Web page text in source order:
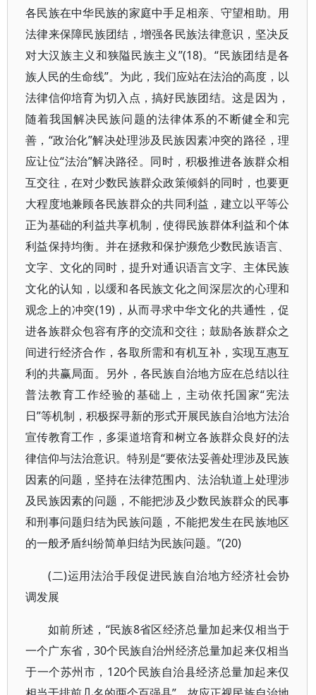
各民族在中华民族的家庭中手足相亲、守望相助。用
法律来保障民族团结，增强各民族法律意识，坚决反
对大汉族主义和狭隘民族主义”(18)。“民族团结是各
族人民的生命线”。为此，我们应站在法治的高度，以
法律信仰培育为切入点，搞好民族团结。这是因为，
随着我国解决民族问题的法律体系的不断健全和完
善，“政治化”解决处理涉及民族因素冲突的路径，理
应让位“法治”解决路径。同时，积极推进各族群众相
互交往，在对少数民族群众政策倾斜的同时，也要更
大程度地兼顾各民族群众的共同利益，建立以平等公
正为基础的利益共享机制，使得民族群体利益和个体
利益保持均衡。并在拯救和保护濒危少数民族语言、
文字、文化的同时，提升对通识语言文字、主体民族
文化的认知，以缓和各民族文化之间深层次的心理和
观念上的冲突(19)，从而寻求中华文化的共通性，促
进各族群众包容有序的交流和交往；鼓励各族群众之
间进行经济合作，各取所需和有机互补，实现互惠互
利的共赢局面。另外，各民族自治地方应在总结以往
普法教育工作经验的基础上，主动依托国家“宪法
日”等机制，积极探寻新的形式开展民族自治地方法治
宣传教育工作，多渠道培育和树立各族群众良好的法
律信仰与法治意识。特别是“要依法妥善处理涉及民族
因素的问题，坚持在法律范围内、法治轨道上处理涉
及民族因素的问题，不能把涉及少数民族群众的民事
和刑事问题归结为民族问题，不能把发生在民族地区
的一般矛盾纠纷简单归结为民族问题。”(20)
(二)运用法治手段促进民族自治地方经济社会协
调发展
如前所述，“民族8省区经济总量加起来仅相当于
一个广东省，30个民族自治州经济总量加起来仅相当
于一个苏州市，120个民族自治县经济总量加起来仅